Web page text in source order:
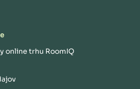
online trhu RoomIQ